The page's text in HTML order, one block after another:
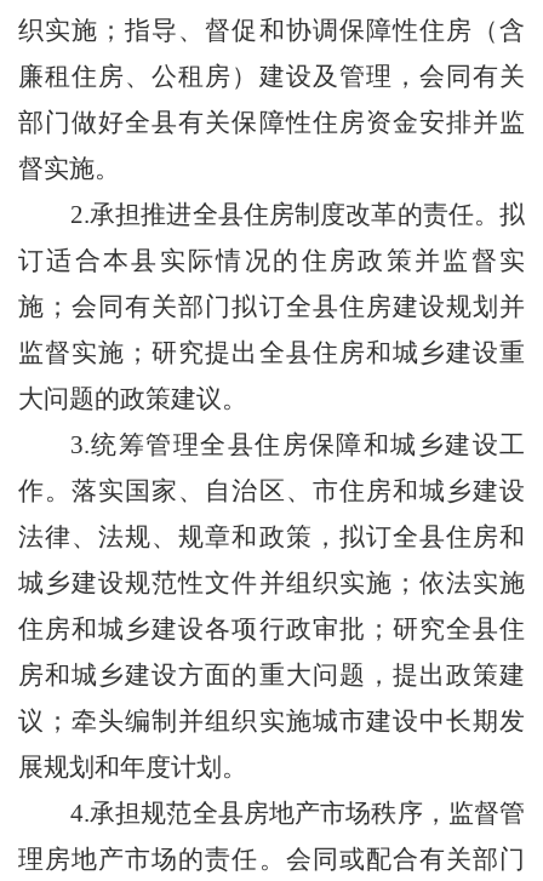
织实施；指导、督促和协调保障性住房（含
廉租住房、公租房）建设及管理，会同有关
部门做好全县有关保障性住房资金安排并监
督实施。
2.承担推进全县住房制度改革的责任。拟
订适合本县实际情况的住房政策并监督实
施；会同有关部门拟订全县住房建设规划并
监督实施；研究提出全县住房和城乡建设重
大问题的政策建议。
3.统筹管理全县住房保障和城乡建设工
作。落实国家、自治区、市住房和城乡建设
法律、法规、规章和政策，拟订全县住房和
城乡建设规范性文件并组织实施；依法实施
住房和城乡建设各项行政审批；研究全县住
房和城乡建设方面的重大问题，提出政策建
议；牵头编制并组织实施城市建设中长期发
展规划和年度计划。
4.承担规范全县房地产市场秩序，监督管
理房地产市场的责任。会同或配合有关部门